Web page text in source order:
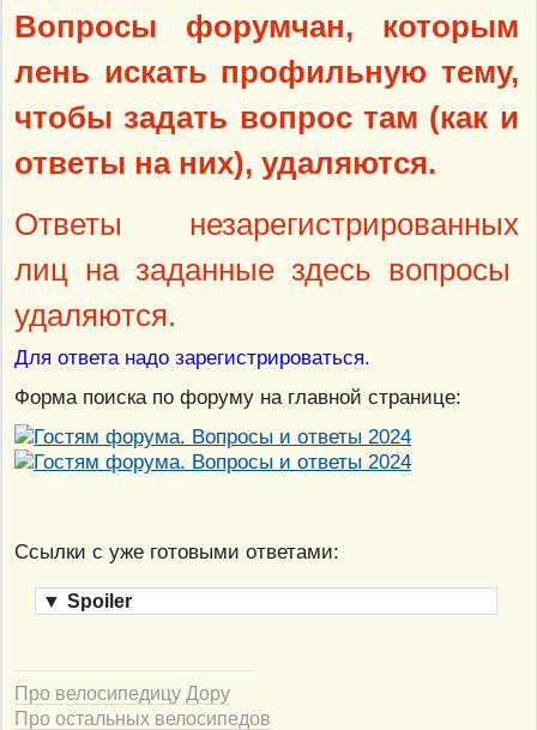
Вопросы форумчан, которым
лень искать профильную тему,
чтобы задать вопрос там (как и
ответы на них), удаляются.
Ответы незарегистрированных
лиц на заданные здесь вопросы
удаляются.
Для ответа надо зарегистрироваться.
Форма поиска по форуму на главной странице:
Ссылки с уже готовыми ответами:
▼ Spoiler
Про велосипедицу Дору
Про остальных велосипедов